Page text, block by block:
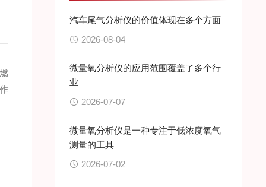
汽车尾气分析仪的价值体现在多个方面
2026-08-04
微量氧分析仪的应用范围覆盖了多个行
业
2026-07-07
微量氧分析仪是一种专注于低浓度氧气
测量的工具
2026-07-02